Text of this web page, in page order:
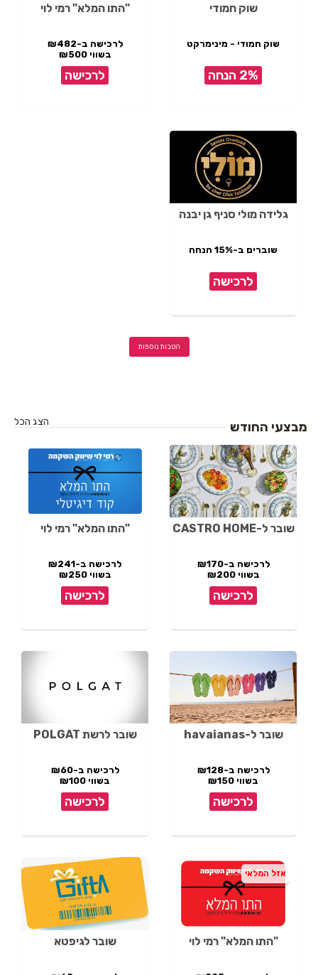
שוק חמודי
שוק חמודי - מינימרקט
2% הנחה
"התו המלא" רמי לוי
לרכישה ב-₪482
בשווי ₪500
לרכישה
גלידה מולי סניף גן יבנה
שוברים ב-15% הנחה
לרכישה
הטבות נוספות
מבצעי החודש הצג הכל
שובר ל-CASTRO HOME
לרכישה ב-₪170
בשווי ₪200
לרכישה
"התו המלא" רמי לוי
לרכישה ב-₪241
בשווי ₪250
לרכישה
שובר ל-havaianas
לרכישה ב-₪128
בשווי ₪150
לרכישה
שובר לרשת POLGAT
לרכישה ב-₪60
בשווי ₪100
לרכישה
"התו המלא" רמי לוי
אזל המלאי
שובר לגיפטא